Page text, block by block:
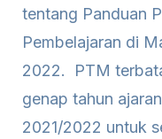
tentang Panduan
Pembelajaran di
2022. PTM
genap tahun
2021/2022 untuk